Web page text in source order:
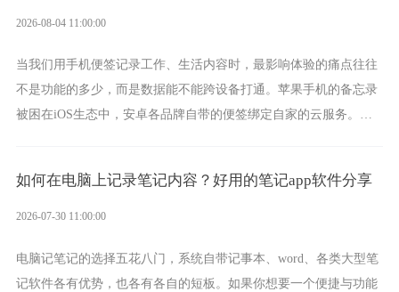
2026-08-04 11:00:00
当我们用手机便签记录工作、生活内容时，最影响体验的痛点往往
不是功能的多少，而是数据能不能跨设备打通。苹果手机的备忘录
被困在iOS生态中，安卓各品牌自带的便签绑定自家的云服务。而
如何在电脑上记录笔记内容？好用的笔记app软件分享
2026-07-30 11:00:00
电脑记笔记的选择五花八门，系统自带记事本、word、各类大型笔
记软件各有优势，也各有各自的短板。如果你想要一个便捷与功能